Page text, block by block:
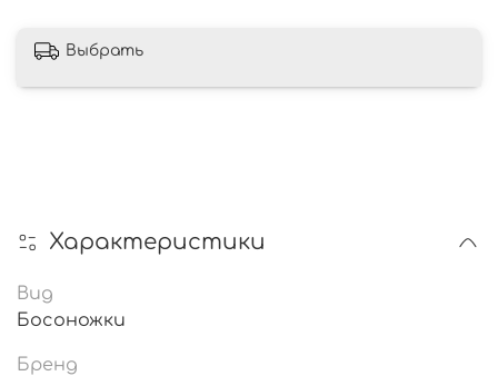
Выбрать
Характеристики
Вид
Босоножки
Бренд